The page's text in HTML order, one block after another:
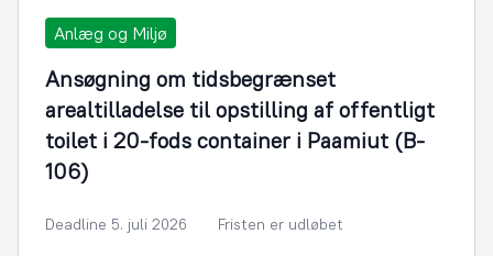
Anlæg og Miljø
Ansøgning om tidsbegrænset
arealtilladelse til opstilling af offentligt
toilet i 20-fods container i Paamiut (B-
106)
Deadline 5. juli 2026 Fristen er udløbet